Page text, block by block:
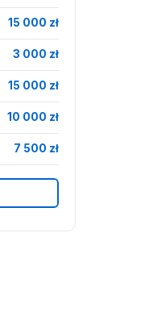
15 000 zł
3 000 zł
15 000 zł
10 000 zł
7 500 zł